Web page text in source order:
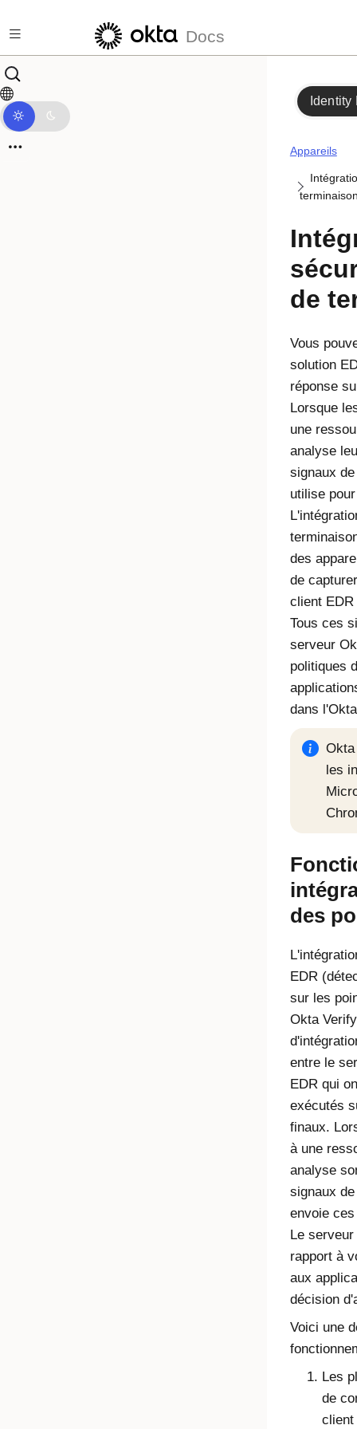
Docs
Identity
Appareils
de
Vous
solution
réponse
Lorsque
une
analyse
signaux
utilise
des
de
client
Tous ces
serveur
politiques
dans
Okta
les
des
EDR
sur les
Okta Verify
entre le
EDR qui
exécutés
finaux.
à une
analyse
signaux
envoie
Le
rapport à
aux
décision
Voici une
Les
de
client